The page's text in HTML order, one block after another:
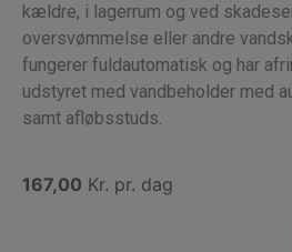
kældre, i lagerrum og ved
oversvømmelse eller andre
fungerer fuldautomatisk og har
udstyret med vandbeholder med
samt afløbsstuds.
167,00 Kr. pr. dag